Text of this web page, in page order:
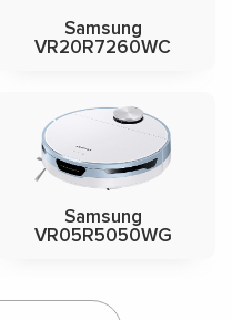
Samsung
VR20R7260WC
Samsung
VR05R5050WG